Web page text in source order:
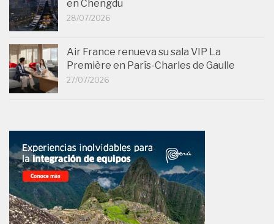
en Chengdu
28/07/2026
Air France renueva su sala VIP La
Première en París-Charles de Gaulle
27/07/2026